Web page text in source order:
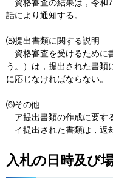
資格審査の結果は，令和
話により通知する。
⑸提出書類に関する説明
資格審査を受けるために
う。）は，提出された書類
に応じなければならない。
⑹その他
ア提出書類の作成に要す
イ提出された書類は，返
入札の日時及び